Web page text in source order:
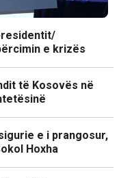
e krizës
të Kosovës në
e i prangosur,
Hoxha